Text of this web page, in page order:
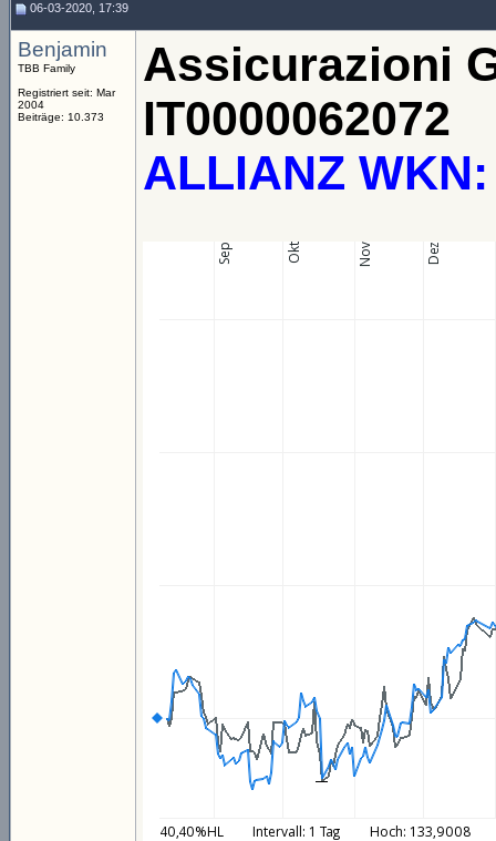
06-03-2020, 17:39
Benjamin
TBB Family
Registriert seit: Mar
2004
Beiträge: 10.373
Assicurazioni
IT0000062072
ALLIANZ